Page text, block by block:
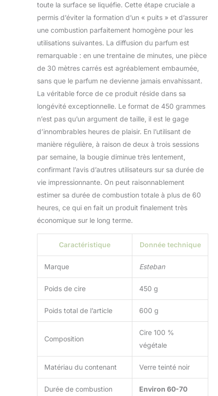
toute la surface se liquéfie. Cette étape cruciale a
permis d’éviter la formation d’un « puits » et d’assurer
une combustion parfaitement homogène pour les
utilisations suivantes. La diffusion du parfum est
remarquable : en une trentaine de minutes, une pièce
de 30 mètres carrés est agréablement embaumée,
sans que le parfum ne devienne jamais envahissant.
La véritable force de ce produit réside dans sa
longévité exceptionnelle. Le format de 450 grammes
n’est pas qu’un argument de taille, il est le gage
d’innombrables heures de plaisir. En l’utilisant de
manière régulière, à raison de deux à trois sessions
par semaine, la bougie diminue très lentement,
confirmant l’avis d’autres utilisateurs sur sa durée de
vie impressionnante. On peut raisonnablement
estimer sa durée de combustion totale à plus de 60
heures, ce qui en fait un produit finalement très
économique sur le long terme.
Caractéristique Donnée technique
Marque Esteban
Poids de cire 450 g
Poids total de l’article 600 g
Composition
Cire 100 %
végétale
Matériau du contenant Verre teinté noir
Durée de combustion Environ 60-70